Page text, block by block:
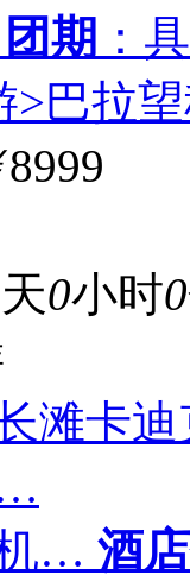
团期 ：
>巴拉
8999
天0小时0
滩卡
… 酒